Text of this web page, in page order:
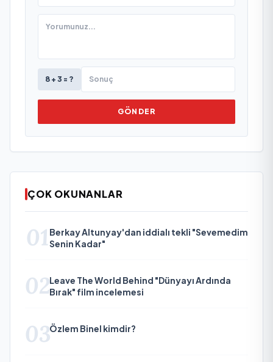
8 + 3 = ?
GÖNDER
ÇOK OKUNANLAR
01 Berkay Altunyay'dan iddialı tekli "Sevemedim
Senin Kadar"
02Leave The World Behind "Dünyayı Ardında
Bırak" film incelemesi
03Özlem Binel kimdir?